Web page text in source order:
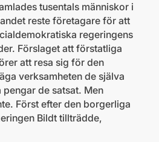
tusentals människor i
reste företagare för att
regeringens
Förslaget att förstatliga
att resa sig för den
verksamheten de själva
de satsat. Men
Först efter den borgerliga
Bildt tillträdde,